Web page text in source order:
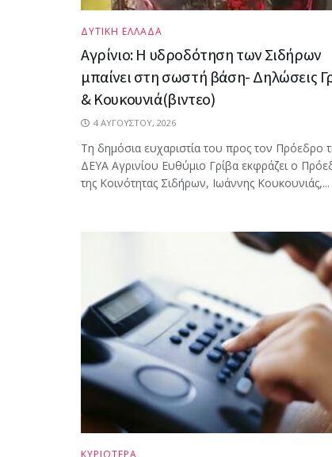
ΔΥΤΙΚΗ ΕΛΛΑΔΑ
Αγρίνιο: Η υδροδότηση των Σιδήρων
μπαίνει στη σωστή βάση- Δηλώσεις
& Κουκουνιά(βιντεο)
4 ΑΥΓΟΎΣΤΟΥ, 2026
Τη δημόσια ευχαριστία του προς τον Πρόεδρο
ΔΕΥΑ Αγρινίου Ευθύμιο Γρίβα εκφράζει ο
της Κοινότητας Σιδήρων, Ιωάννης Κουκουνιάς,...